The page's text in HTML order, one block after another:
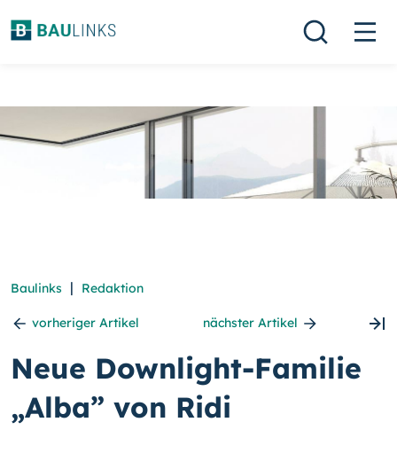
Baulinks | Redaktion
vorheriger Artikel nächster Artikel
Neue Downlight-Familie
„Alba” von Ridi